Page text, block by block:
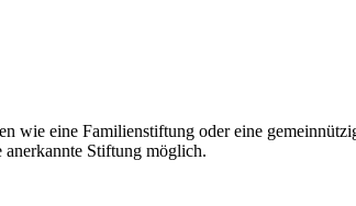
wie eine Familienstiftung oder eine
anerkannte Stiftung möglich.